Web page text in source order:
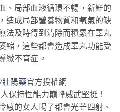
、局部血液循環不暢，新鮮的
造成局部營養物質和氧氣的缺
法及時得到清除而積累在睪丸
縮，這些都會造成睪丸功能受
緻不育症。
/壯陽藥官方授權網
保持性能力巔峰威武堅挺！
感的女人喝了都會光芒四射、